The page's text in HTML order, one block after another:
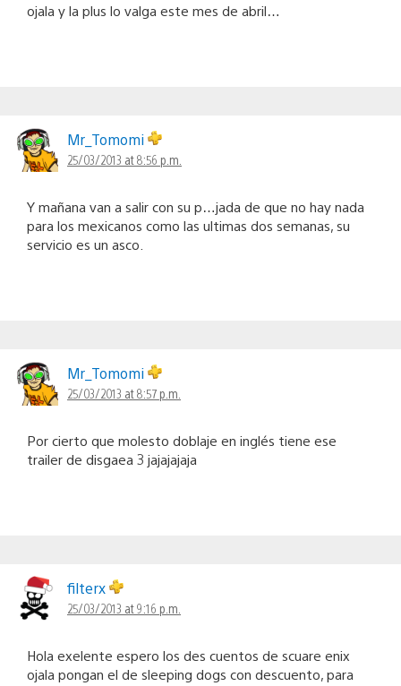
ojala y la plus lo valga este mes de abril…
Mr_Tomomi
25/03/2013 at 8:56 p.m.
Y mañana van a salir con su p…jada de que no hay nada
para los mexicanos como las ultimas dos semanas, su
servicio es un asco.
Mr_Tomomi
25/03/2013 at 8:57 p.m.
Por cierto que molesto doblaje en inglés tiene ese
trailer de disgaea 3 jajajajaja
filterx
25/03/2013 at 9:16 p.m.
Hola exelente espero los des cuentos de scuare enix
ojala pongan el de sleeping dogs con descuento, para